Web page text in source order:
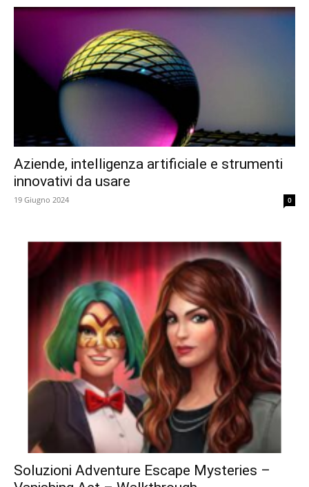
Aziende, intelligenza artificiale e strumenti
innovativi da usare
19 Giugno 2024 0
Soluzioni Adventure Escape Mysteries –